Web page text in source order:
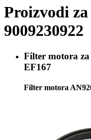
Proizvodi za
9009230922
Filter motora za
EF167
Filter motora